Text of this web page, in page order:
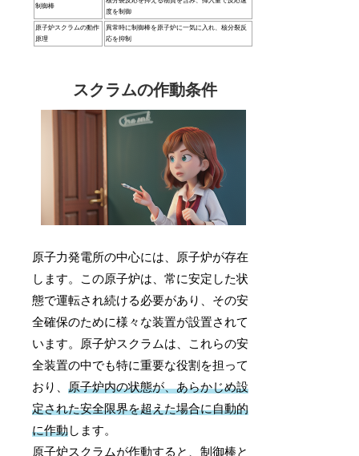
制御棒
度を制御
原子炉スクラムの動作
原理
異常時に制御棒を原子炉に一気に入れ、核分裂反
応を抑制
スクラムの作動条件
原子力発電所の中心には、原子炉が存在
します。この原子炉は、常に安定した状
態で運転され続ける必要があり、その安
全確保のために様々な装置が設置されて
います。原子炉スクラムは、これらの安
全装置の中でも特に重要な役割を担って
おり、原子炉内の状態が、あらかじめ設
定された安全限界を超えた場合に自動的
に作動します。
原子炉スクラムが作動すると、制御棒と